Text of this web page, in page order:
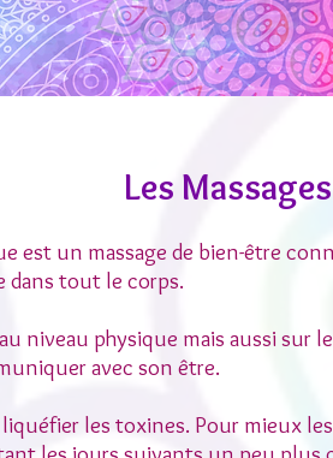
Les
est un massage de bien-être
dans tout le corps.
niveau physique mais aussi
avec son être.
liquéfier les toxines. Pour mieux